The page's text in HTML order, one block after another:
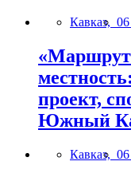
Кавказ,
«Маршрут
проект,
Южный
Кавказ, 06